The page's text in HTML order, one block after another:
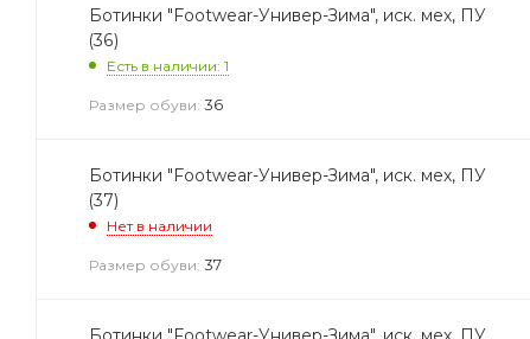
Ботинки "Footwear-Универ-Зима", иск. мех, ПУ
(36)
Есть в наличии: 1
Размер обуви: 36
Ботинки "Footwear-Универ-Зима", иск. мех, ПУ
(37)
Нет в наличии
Размер обуви: 37